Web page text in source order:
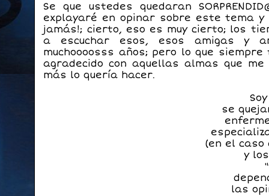
Se que ustedes quedaran
explayaré en opinar sobre este tema y
jamás!; cierto, eso es muy cierto; los
a escuchar esos, esos amigas y
muchoooosss años; pero lo que
agradecido con aquellas almas que
más lo quería hacer.
se
(en el caso
y
las